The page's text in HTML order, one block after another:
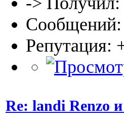
Сообщений:
Репутация:
Re: landi Renzo